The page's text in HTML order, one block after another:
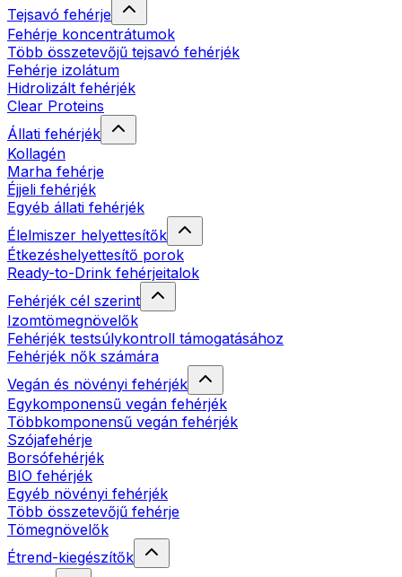
Tejsavó fehérje
Fehérje koncentrátumok
Több összetevőjű tejsavó fehérjék
Fehérje izolátum
Hidrolizált fehérjék
Clear Proteins
Állati fehérjék
Kollagén
Marha fehérje
Éjjeli fehérjék
Egyéb állati fehérjék
Élelmiszer helyettesítők
Étkezéshelyettesítő porok
Ready-to-Drink fehérjeitalok
Fehérjék cél szerint
Izomtömegnövelők
Fehérjék testsúlykontroll támogatásához
Fehérjék nők számára
Vegán és növényi fehérjék
Egykomponensű vegán fehérjék
Többkomponensű vegán fehérjék
Szójafehérje
Borsófehérjék
BIO fehérjék
Egyéb növényi fehérjék
Több összetevőjű fehérje
Tömegnövelők
Étrend-kiegészítők